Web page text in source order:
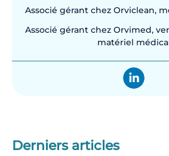
Associé gérant chez Orviclean,
Associé gérant chez Orvimed,
matériel
Derniers articles